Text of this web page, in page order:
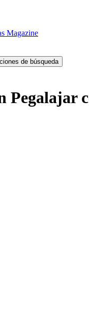
Magazine
de búsqueda
Pegalajar